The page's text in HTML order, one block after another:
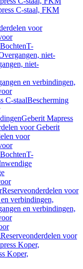
C-staal, FKM
voor
T-
niet-
niet-
en verbindingen,
C-staalBescherming
Geberit Mapress
voor Geberit
voor
T-
Reserveonderdelen voor
verbindingen,
en verbindingen,
Reserveonderdelen voor
Koper,
Koper,